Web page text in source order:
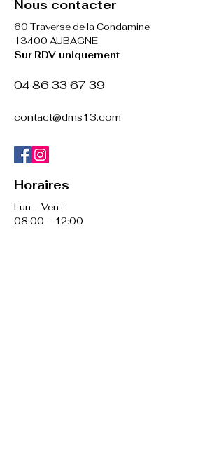
Nous contacter
60 Traverse de la Condamine
13400 AUBAGNE
Sur RDV uniquement
​04 86 33 67 39
contact@dms13.com
Horaires
Lun – Ven :
08:00 – 12:00